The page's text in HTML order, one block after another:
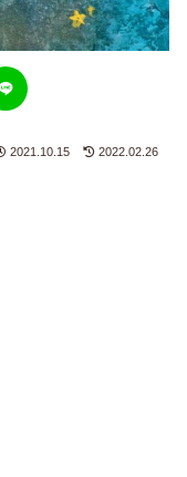
2021.10.15 2022.02.26